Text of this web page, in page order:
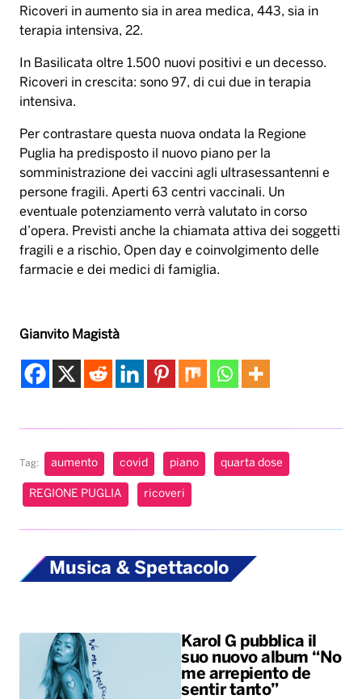
Ricoveri in aumento sia in area medica, 443, sia in
terapia intensiva, 22.
In Basilicata oltre 1.500 nuovi positivi e un decesso.
Ricoveri in crescita: sono 97, di cui due in terapia
intensiva.
Per contrastare questa nuova ondata la Regione
Puglia ha predisposto il nuovo piano per la
somministrazione dei vaccini agli ultrasessantenni e
persone fragili. Aperti 63 centri vaccinali. Un
eventuale potenziamento verrà valutato in corso
d’opera. Previsti anche la chiamata attiva dei soggetti
fragili e a rischio, Open day e coinvolgimento delle
farmacie e dei medici di famiglia.
Gianvito Magistà
Tag: aumento covid piano quarta dose
REGIONE PUGLIA ricoveri
Musica & Spettacolo
Karol G pubblica il
suo nuovo album “No
me arrepiento de
sentir tanto”